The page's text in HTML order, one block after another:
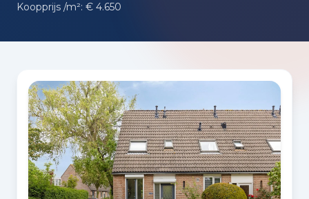
Koopprijs /m²: € 4.650
Fotogalerij